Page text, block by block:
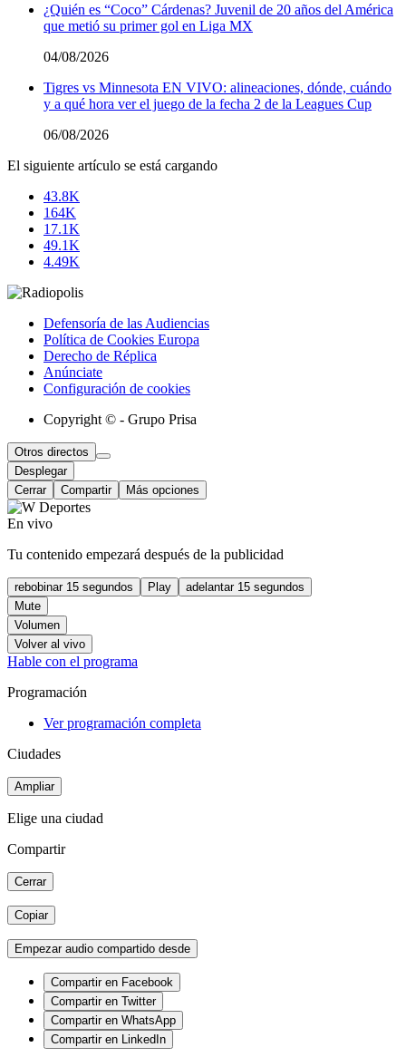
¿Quién es “Coco” Cárdenas? Juvenil de 20 años del América
que metió su primer gol en Liga MX
04/08/2026
Tigres vs Minnesota EN VIVO: alineaciones, dónde, cuándo
y a qué hora ver el juego de la fecha 2 de la Leagues Cup
06/08/2026
El siguiente artículo se está cargando
43.8K
164K
17.1K
49.1K
4.49K
Defensoría de las Audiencias
Política de Cookies Europa
Derecho de Réplica
Anúnciate
Configuración de cookies
Copyright © - Grupo Prisa
Otros directos
Desplegar
Cerrar
Compartir Más opciones
En vivo
Tu contenido empezará después de la publicidad
rebobinar 15 segundos Play
adelantar 15 segundos
Mute
Volumen
Volver al vivo
Hable con el programa
Programación
Ver programación completa
Ciudades
Ampliar
Elige una ciudad
Compartir
Cerrar
Copiar
Empezar audio compartido desde
Compartir en Facebook
Compartir en Twitter
Compartir en WhatsApp
Compartir en LinkedIn